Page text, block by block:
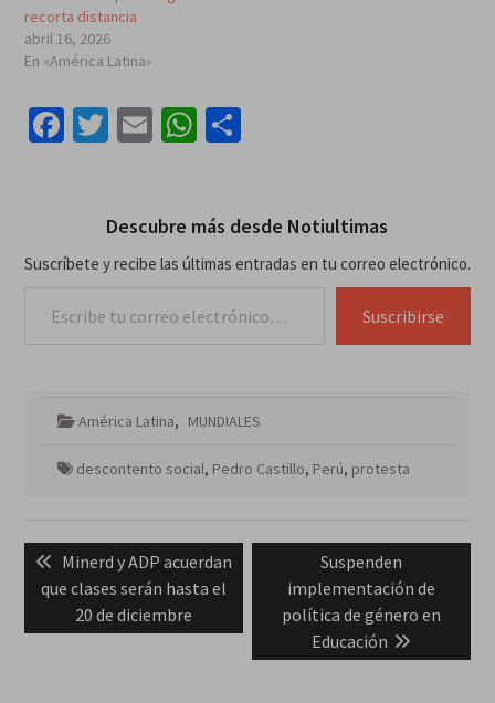
recorta distancia
abril 16, 2026
En «América Latina»
Facebook
Twitter
EmailWhatsApp
Compartir
Descubre más desde Notiultimas
Suscríbete y recibe las últimas entradas en tu correo electrónico.
Suscribirse
América Latina, MUNDIALES
descontento social, Pedro Castillo, Perú, protesta
Navegación
de
entradas
Previous
post:
Minerd y ADP acuerdan
que clases serán hasta el
20 de diciembre
Next
post:
Suspenden
implementación de
política de género en
Educación